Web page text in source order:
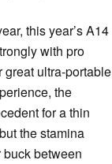
this year’s A14
with pro
great ultra-portable
the
for a thin
the stamina
between